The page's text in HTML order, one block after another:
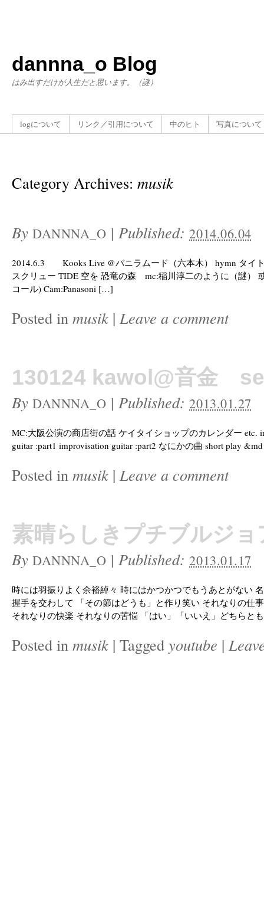
dannna_o Blog
はみ出すだけが人生だと思います。（謎）
logについて リンク／引用について 中のヒト 写真について
Category Archives: musik
By DANNNA_O |Published:2014.06.04
2014.6.3 Kooks Live @バニラムード（六本木） hymn タイ
スクリュー TIDE 空を 恐竜の森 mc:稲川淳二のように（謎）
コール) Cam:Panasoni […]
Posted in musik | Leave a comment
130124 kawol@音金
By DANNNA_O |Published:2013.01.27
MC:大阪公演の商店街の話 ケイタイショップのカレンダー etc.
guitar :part1 improvisation guitar :part2 なにかの曲 short play
Posted in musik | Leave a comment
素晴らしきプチブルジ
By DANNNA_O |Published:2013.01.17
時には羽振りよく余裕綽々 時にはかつかつでもうあとがない
握手を交わして 「その節はどうも」と作り笑い それなりの仕
それなりの快楽 それなりの苦悩 「はい」「いいえ」どちらと
Posted in musik | Tagged youtube |